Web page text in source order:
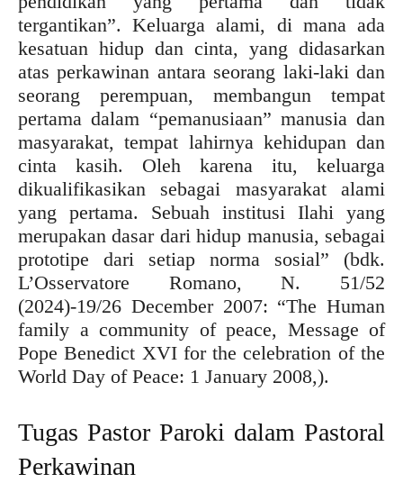
tergantikan”. Keluarga alami, di mana ada
kesatuan hidup dan cinta, yang didasarkan
atas perkawinan antara seorang laki-laki dan
seorang perempuan, membangun tempat
pertama dalam “pemanusiaan” manusia dan
masyarakat, tempat lahirnya kehidupan dan
cinta kasih. Oleh karena itu, keluarga
dikualifikasikan sebagai masyarakat alami
yang pertama. Sebuah institusi Ilahi yang
merupakan dasar dari hidup manusia, sebagai
prototipe dari setiap norma sosial” (bdk.
L’Osservatore Romano, N. 51/52
(2024)-19/26 December 2007: “The Human
family a community of peace, Message of
Pope Benedict XVI for the celebration of the
World Day of Peace: 1 January 2008,).
Tugas Pastor Paroki dalam Pastoral
Perkawinan